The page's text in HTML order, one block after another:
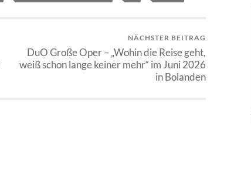
NÄCHSTER BEITRAG
DuO Große Oper – „Wohin die Reise geht,
weiß schon lange keiner mehr“ im Juni 2026
in Bolanden